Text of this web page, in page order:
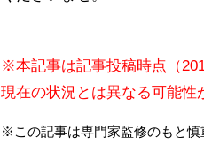
※本記事は記事投稿時点（
現在の状況とは異なる可能性
※この記事は専門家監修のもと